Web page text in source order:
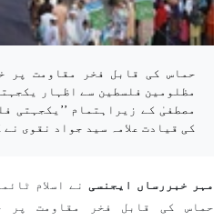
حماس کی قابل فخر مقاومت پر
مظلومین فلسطین سے اظہار
مصطفیٰ کے زیراہتمام ’’یکجہتی
كی قیادت علامہ سید جواد نقوی نے
مہر خبررساں ایجنسی نے اسلام
حماس کی قابل فخر مقاومت پر